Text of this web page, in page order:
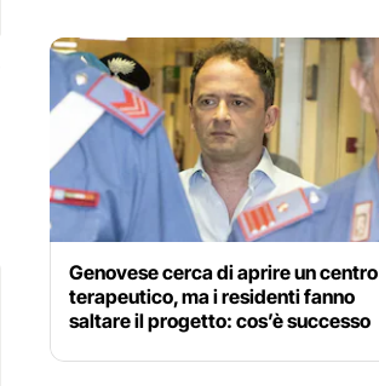
Genovese cerca di aprire un centro
terapeutico, ma i residenti fanno
saltare il progetto: cos’è successo